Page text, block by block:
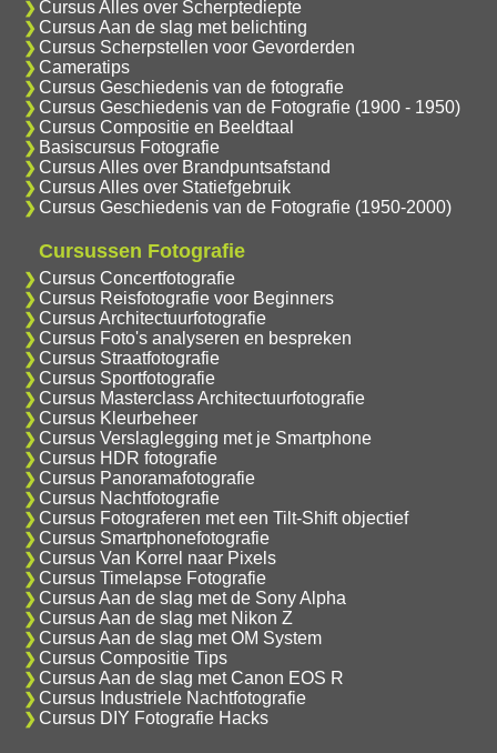
Cursus Alles over Scherptediepte
Cursus Aan de slag met belichting
Cursus Scherpstellen voor Gevorderden
Cameratips
Cursus Geschiedenis van de fotografie
Cursus Geschiedenis van de Fotografie (1900 - 1950)
Cursus Compositie en Beeldtaal
Basiscursus Fotografie
Cursus Alles over Brandpuntsafstand
Cursus Alles over Statiefgebruik
Cursus Geschiedenis van de Fotografie (1950-2000)
Cursussen Fotografie
Cursus Concertfotografie
Cursus Reisfotografie voor Beginners
Cursus Architectuurfotografie
Cursus Foto's analyseren en bespreken
Cursus Straatfotografie
Cursus Sportfotografie
Cursus Masterclass Architectuurfotografie
Cursus Kleurbeheer
Cursus Verslaglegging met je Smartphone
Cursus HDR fotografie
Cursus Panoramafotografie
Cursus Nachtfotografie
Cursus Fotograferen met een Tilt-Shift objectief
Cursus Smartphonefotografie
Cursus Van Korrel naar Pixels
Cursus Timelapse Fotografie
Cursus Aan de slag met de Sony Alpha
Cursus Aan de slag met Nikon Z
Cursus Aan de slag met OM System
Cursus Compositie Tips
Cursus Aan de slag met Canon EOS R
Cursus Industriele Nachtfotografie
Cursus DIY Fotografie Hacks